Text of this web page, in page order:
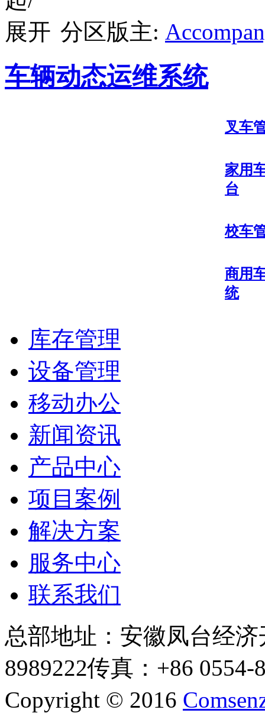
分区版主:
车辆动态运维系统
叉车
家用
台
校车
商用
统
库存管理
设备管理
移动办公
新闻资讯
产品中心
项目案例
解决方案
服务中心
联系我们
总部地址：安徽凤台经济
8989222传真：+86 0554-
Copyright © 2016